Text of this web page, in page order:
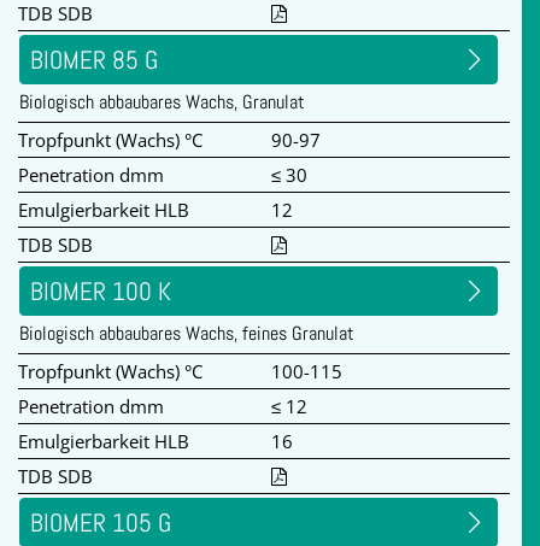
TDB SDB
BIOMER 85 G
Biologisch abbaubares Wachs, Granulat
Tropfpunkt (Wachs) °C
90-97
Penetration dmm
≤ 30
Emulgierbarkeit HLB
12
TDB SDB
BIOMER 100 K
Biologisch abbaubares Wachs, feines Granulat
Tropfpunkt (Wachs) °C
100-115
Penetration dmm
≤ 12
Emulgierbarkeit HLB
16
TDB SDB
BIOMER 105 G